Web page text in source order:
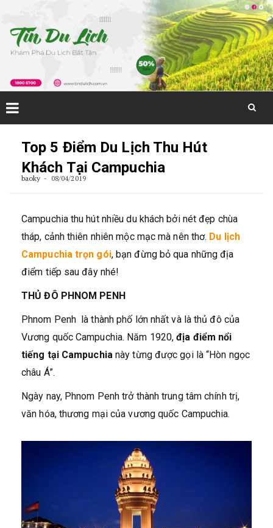
Top 5 Điểm Du Lịch Thu Hút
Khách Tại Campuchia
baoky 08/04/2019
Campuchia thu hút nhiều du khách bởi nét đẹp chùa
tháp, cảnh thiên nhiên mộc mạc mà nên thơ. Du lịch
Campuchia trọn gói, bạn đừng bỏ qua những địa
điểm tiếp sau đây nhé!
THỦ ĐÔ PHNOM PENH
Phnom Penh là thành phố lớn nhất và là thủ đô của
Vương quốc Campuchia. Năm 1920,địa điểm nổi
tiếng tại Campuchia này từng được gọi là “Hòn ngọc
châu Á”.
Ngày nay, Phnom Penh trở thành trung tâm chính trị,
văn hóa, thương mại của vương quốc Campuchia.